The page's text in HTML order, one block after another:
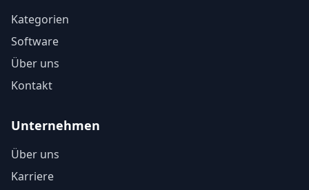
Kategorien
Software
Über uns
Kontakt
Unternehmen
Über uns
Karriere